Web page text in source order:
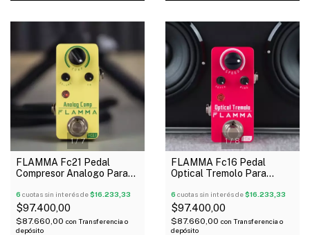
1/7
FLAMMA Fc21 Pedal
Compresor Analogo Para
6 cuotas sin interés de$16.233,33
$97.400,00
$87.660,00 con Transferencia o
depósito
1/8
FLAMMA Fc16 Pedal
Optical Tremolo Para
6 cuotas sin interés de$16.233,33
$97.400,00
$87.660,00 con Transferencia o
depósito